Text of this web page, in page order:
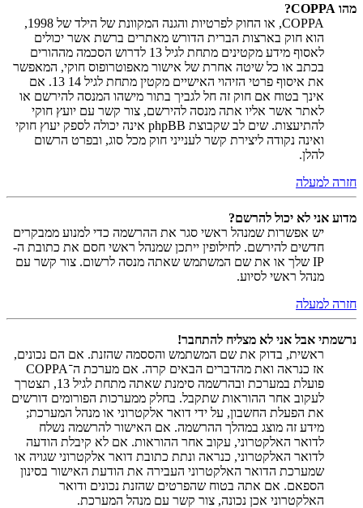
מהו COPPA?
COPPA, או החוק לפרטיות והגנה המקוונת של הילד של 1998,
הוא חוק בארצות הברית הדורש מאתרים ברשת אשר יכולים
לאסוף מידע מקטינים מתחת לגיל 13 לדרוש הסכמה מההורים
בכתב או כל שיטה אחרת של אישור מאפוטרופוס חוקי, המאפשר
את איסוף פרטי הזיהוי האישיים מקטין מתחת לגיל 14 13. אם
אינך בטוח אם חוק זה חל לגביך בתור מישהו המנסה להירשם או
לאתר אשר אליו אתה מנסה להירשם, צור קשר עם יועץ חוקי
להתיעצות. שים לב שקבוצת phpBB אינה יכולה לספק יעוץ חוקי
ואינה נקודה ליצירת קשר לענייני חוק מכל סוג, ובפרט הרשום
להלן.
חזרה למעלה
מדוע אני לא יכול להרשם?
יש אפשרות שמנהל ראשי סגר את ההרשמה כדי למנוע ממבקרים
חדשים להירשם. לחילופין ייתכן שמנהל ראשי חסם את כתובת ה-
IP שלך או את שם המשתמש שאתה מנסה לרשום. צור קשר עם
מנהל ראשי לסיוע.
חזרה למעלה
נרשמתי אבל אני לא מצליח להתחבר!
ראשית, בדוק את שם המשתמש והססמה שהזנת. אם הם נכונים,
אז כנראה ואת מהדברים הבאים קרה. אם מערכת ה־COPPA
פועלת במערכת ובהרשמה סימנת שאתה מתחת לגיל 13, תצטרך
לעקוב אחר ההוראות שתקבל. בחלק ממערכות הפורומים דורשים
את הפעלת החשבון, על ידי דואר אלקטרוני או מנהל המערכת;
מידע זה מוצג במהלך ההרשמה. אם האישור להרשמה נשלח
לדואר האלקטרוני, עקוב אחר ההוראות. אם לא קיבלת הודעה
לדואר האלקטרוני, כנראה ונתת כתובת דואר אלקטרוני שגויה או
שמערכת הדואר האלקטרוני העבירה את הודעת האישור בסינון
הספאם. אם אתה בטוח שהפרטים שהזנת נכונים ודואר
האלקטרוני אכן נכונה, צור קשר עם מנהל המערכת.